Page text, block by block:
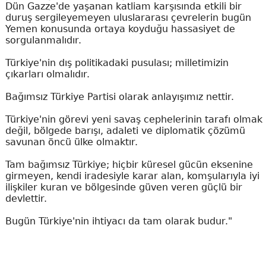
Dün Gazze'de yaşanan katliam karşısında etkili bir
duruş sergileyemeyen uluslararası çevrelerin bugün
Yemen konusunda ortaya koyduğu hassasiyet de
sorgulanmalıdır.
Türkiye'nin dış politikadaki pusulası; milletimizin
çıkarları olmalıdır.
Bağımsız Türkiye Partisi olarak anlayışımız nettir.
Türkiye'nin görevi yeni savaş cephelerinin tarafı olmak
değil, bölgede barışı, adaleti ve diplomatik çözümü
savunan öncü ülke olmaktır.
Tam bağımsız Türkiye; hiçbir küresel gücün eksenine
girmeyen, kendi iradesiyle karar alan, komşularıyla iyi
ilişkiler kuran ve bölgesinde güven veren güçlü bir
devlettir.
Bugün Türkiye'nin ihtiyacı da tam olarak budur."